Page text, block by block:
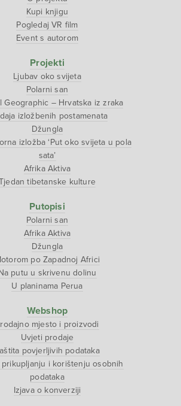
Kupi knjigu
Pogledaj VR film
Event s autorom
Projekti
Ljubav oko svijeta
Polarni san
Geographic – Hrvatska iz zraka
izložbenih postamenata
Džungla
izložba ‘Put oko svijeta u pola
sata’
Afrika Aktiva
tibetanske kulture
Putopisi
Polarni san
Afrika Aktiva
Džungla
po Zapadnoj Africi
putu u skrivenu dolinu
U planinama Perua
Webshop
mjesto i proizvodi
Uvjeti prodaje
povjerljivih podataka
prikupljanju i korištenju osobnih
podataka
Izjava o konverziji